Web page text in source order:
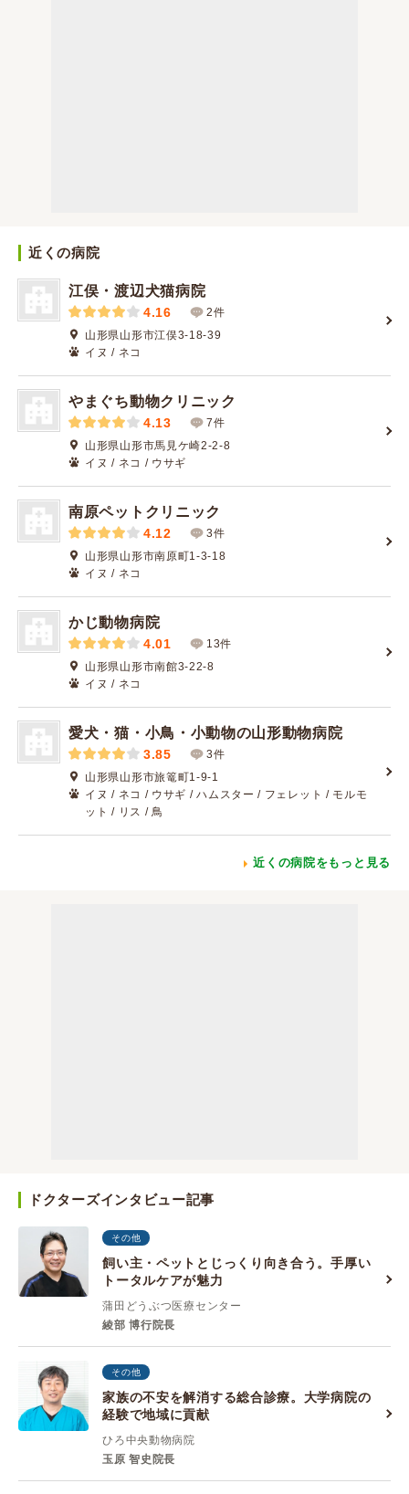
近くの病院
江俣・渡辺犬猫病院
4.16
2件
山形県山形市江俣3-18-39
イヌ / ネコ
やまぐち動物クリニック
4.13
7件
山形県山形市馬見ケ崎2-2-8
イヌ / ネコ / ウサギ
南原ペットクリニック
4.12
3件
山形県山形市南原町1-3-18
イヌ / ネコ
かじ動物病院
4.01
13件
山形県山形市南館3-22-8
イヌ / ネコ
愛犬・猫・小鳥・小動物の山形動物病院
3.85
3件
山形県山形市旅篭町1-9-1
イヌ / ネコ / ウサギ / ハムスター / フェレット / モルモ
ット / リス / 鳥
近くの病院をもっと見る
ドクターズインタビュー記事
その他
飼い主・ペットとじっくり向き合う。手厚い
トータルケアが魅力
蒲田どうぶつ医療センター
綾部 博行院長
その他
家族の不安を解消する総合診療。大学病院の
経験で地域に貢献
ひろ中央動物病院
玉原 智史院長